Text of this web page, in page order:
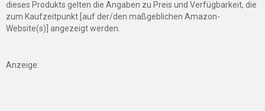
dieses Produkts gelten die Angaben zu Preis und Verfügbarkeit, die
zum Kaufzeitpunkt [auf der/den maßgeblichen Amazon-
Website(s)] angezeigt werden.
Anzeige: